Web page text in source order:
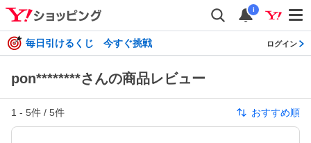
i
毎日引けるくじ 今すぐ挑戦 ログイン
pon********さんの商品レビュー
1 - 5件 / 5件 おすすめ順